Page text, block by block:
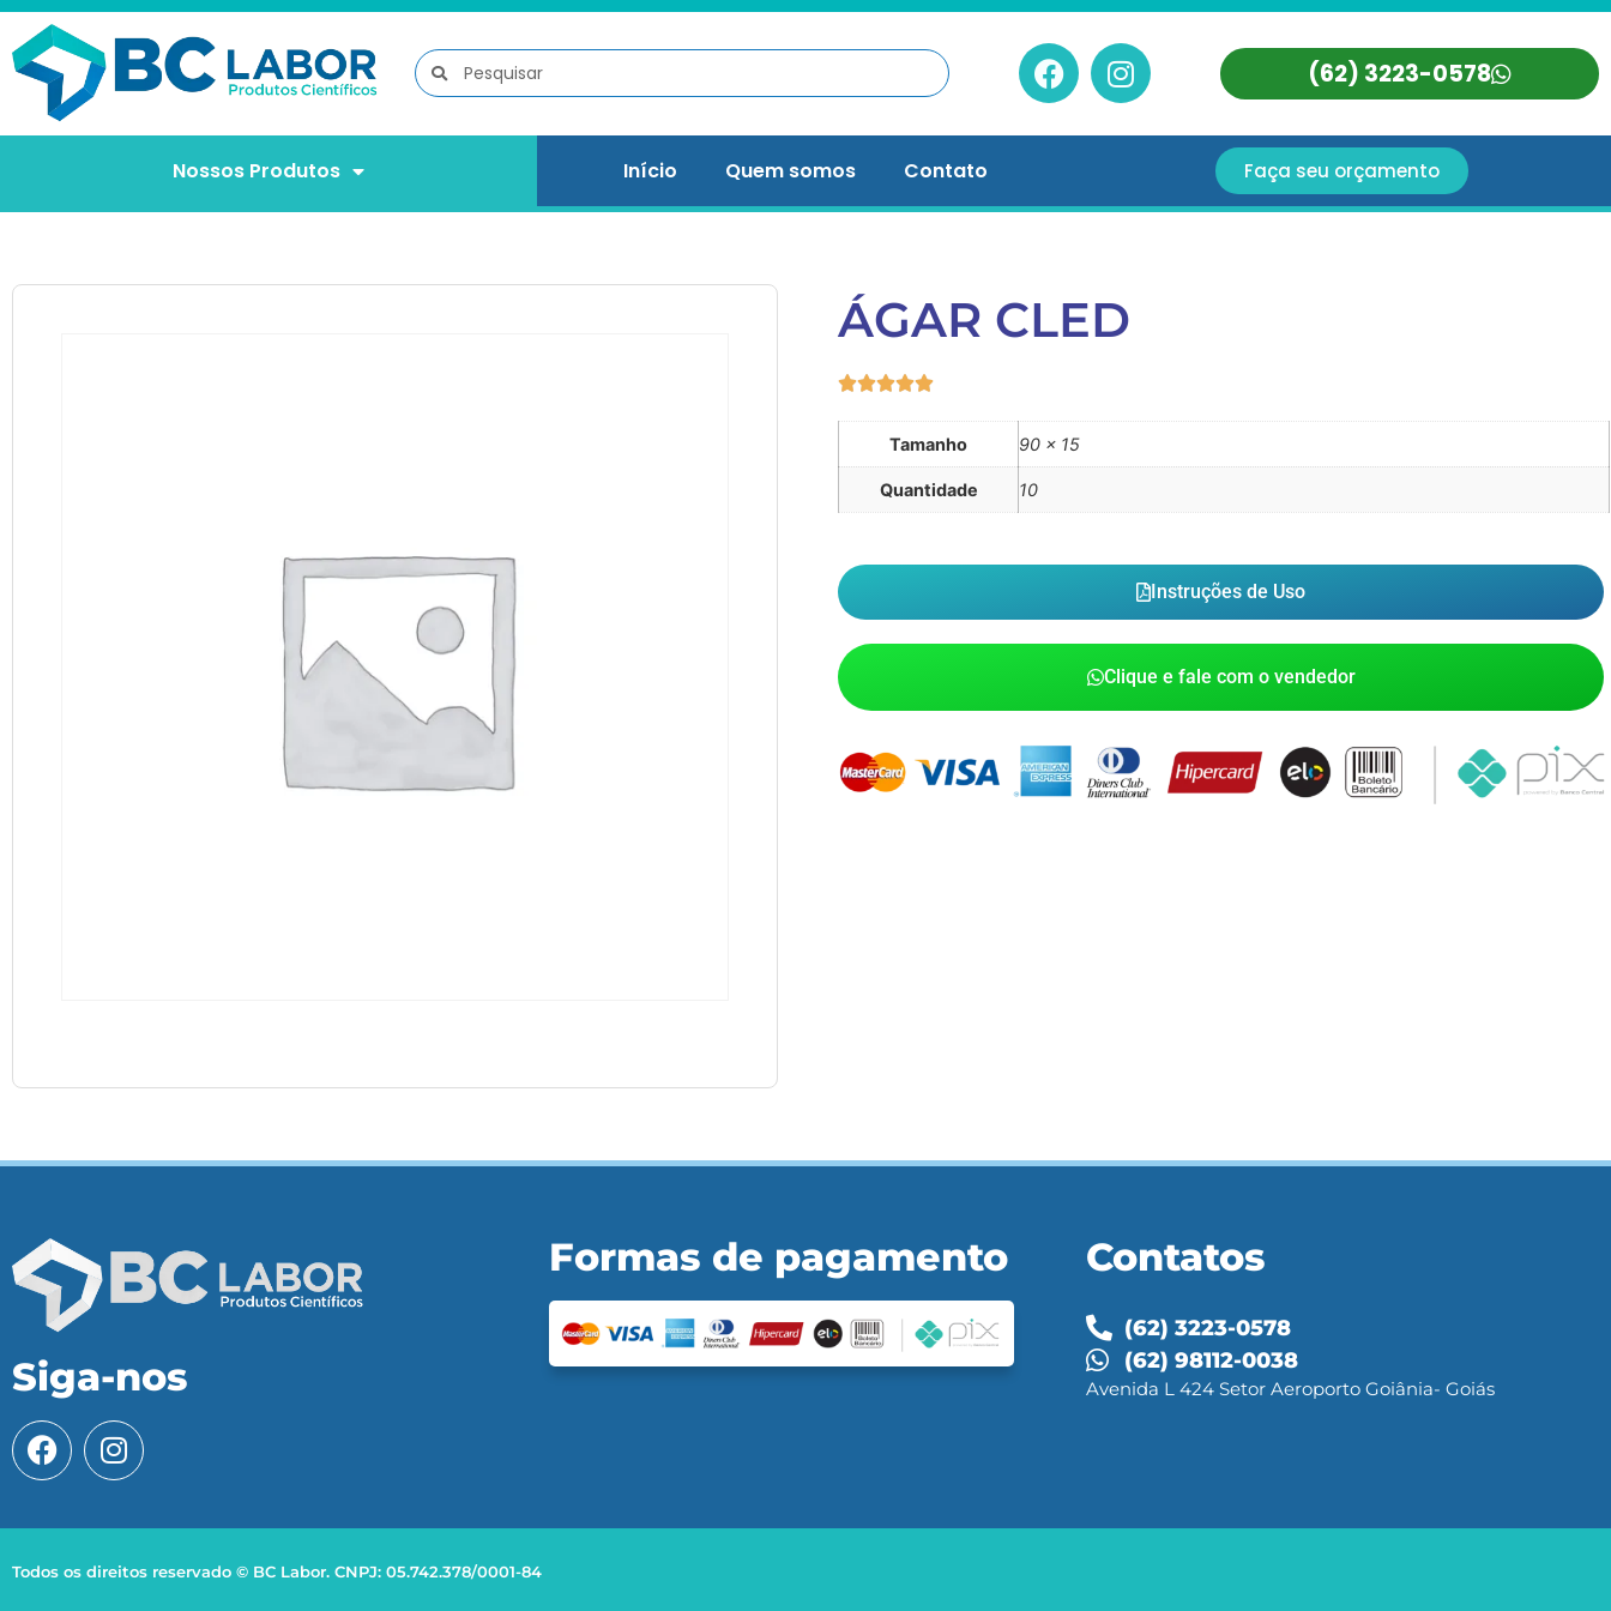
(62) 3223-0578
Nossos Produtos Início Quem somos Contato Faça seu orçamento
ÁGAR CLED
Tamanho 90 x 15
Quantidade 10
Instruções de Uso
Clique e fale com o vendedor
Siga-nos
Formas de pagamento Contatos
(62) 3223-0578
(62) 98112-0038
Avenida L 424 Setor Aeroporto Goiânia- Goiás
Todos os direitos reservado © BC Labor. CNPJ: 05.742.378/0001-84